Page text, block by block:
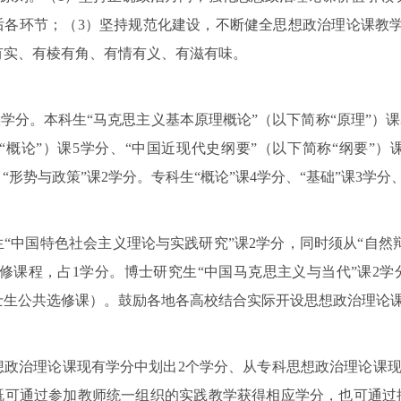
各环节；（3）坚持规范化建设，不断健全思想政治理论课教
、有棱有角、有情有义、有滋有味。
本科生“马克思主义基本原理概论”（以下简称“原理”）课
概论”）课5学分、“中国近现代史纲要”（以下简称“纲要”
形势与政策”课2学分。专科生“概论”课4学分、“基础”课3学分
特色社会主义理论与实践研究”课2学分，同时须从“自然
课程，占1学分。博士研究生“中国马克思主义与当代”课2
公共选修课）。鼓励各地各高校结合实际开设思想政治理论
理论课现有学分中划出2个学分、从专科思想政治理论课现
可通过参加教师统一组织的实践教学获得相应学分，也可通